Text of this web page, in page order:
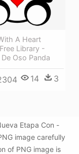
A Heart
Library -
Oso Panda
14 3
Etapa Con -
image carefully
of PNG image is